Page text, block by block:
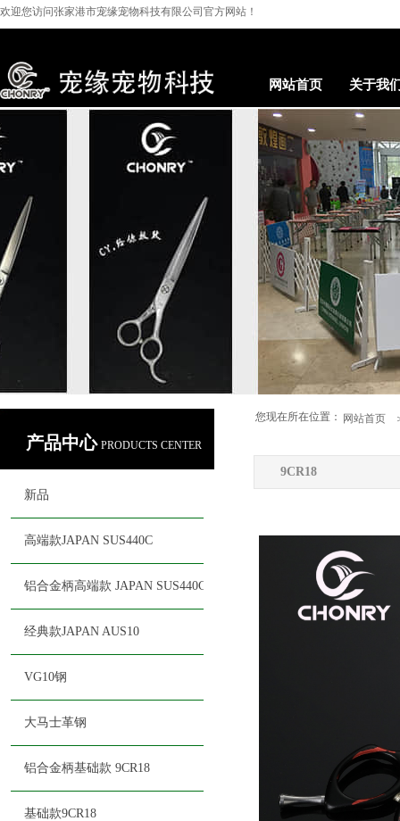
欢迎您访问张家港市宠缘宠物科技有限公司 官方网站！
网站首页 关于我
您现在所在位置： 网站首页
9CR18
产品中心 PRODUCTS CENTER
新品
高端款JAPAN SUS440C
铝合金柄高端款 JAPAN SUS440C
经典款JAPAN AUS10
VG10钢
大马士革钢
铝合金柄基础款 9CR18
基础款9CR18
联系我们 CONTACT US
张家港市宠缘宠物科技有限公司